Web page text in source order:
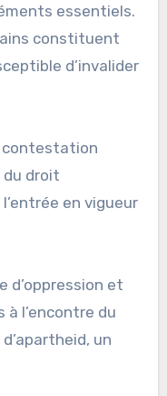
essentiels.
constituent
d’invalider
contestation
du droit
en vigueur
d’oppression et
l’encontre du
un